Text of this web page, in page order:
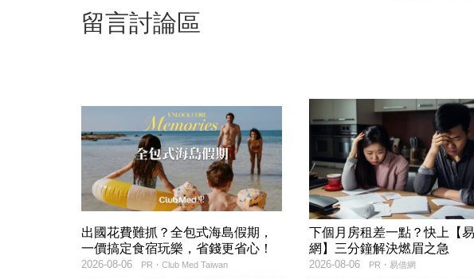
留言討論區
出國花費難抓？全包式海島假期，
一價搞定食宿玩樂，省錢更省心！
PR・Club Med Taiwan
2026-08-06
下個月房租差一點？快上【
網】三分鐘解決燃眉之急
PR・易借網
2026-08-06